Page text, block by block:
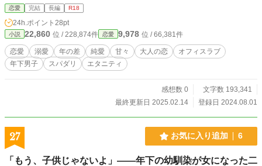
ますと、知らない天井が…。 慧とホテルに居ると知り、京香
は動揺してしまう。 そこに畳み掛けるかのように、慧が、
「こんなタイミングで言うのはおかしいかもしれないです
が、俺、京香さんのことが好きです」と、告白されてしま
う…。 年下で。社内で一番人気の彼に、告白されるとは思っ
てもみなかった京香は、驚きのあまり、戸惑ってしまう。 そ
して、慧に、「お試しで構わないので、俺とお付き合いして
欲しさと、元々慧が気になっていたので、慧の提案に乗るこ
とに…。 こうして、慧とお試しで付き合うことになった京
の如月 一樹が動き出す。 果たして、三人の恋の行方はどうな
るのか。年下男子の小悪魔さに翻弄されつつ、甘さにキュン
恋愛 完結 長編 R18
24h.ポイント 28pt
小説 22,860 位 / 228,874件 恋愛 9,978 位 / 66,381件
恋愛 溺愛 年の差 純愛 甘々 大人の恋
オフィスラブ
年下男子
スパダリ エタニティ
感想数 0
文字数 193,341
最終更新日 2025.02.14
登録日 2024.08.01
27 お気に入り追加 6
「もう、子供じゃないよ」――年下の幼馴染が女になった二